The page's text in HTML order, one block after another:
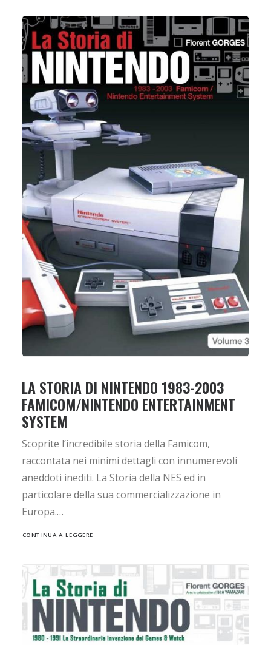
LA STORIA DI NINTENDO 1983-2003
FAMICOM/NINTENDO ENTERTAINMENT
SYSTEM
Scoprite l’incredibile storia della Famicom,
raccontata nei minimi dettagli con innumerevoli
aneddoti inediti. La Storia della NES ed in
particolare della sua commercializzazione in
Europa.…
CONTINUA A LEGGERE